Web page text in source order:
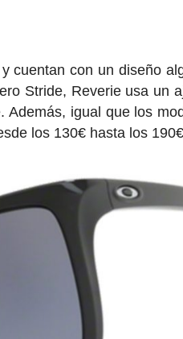
cuentan con un diseño
Stride, Reverie usa un
igual que los
los 130€ hasta los